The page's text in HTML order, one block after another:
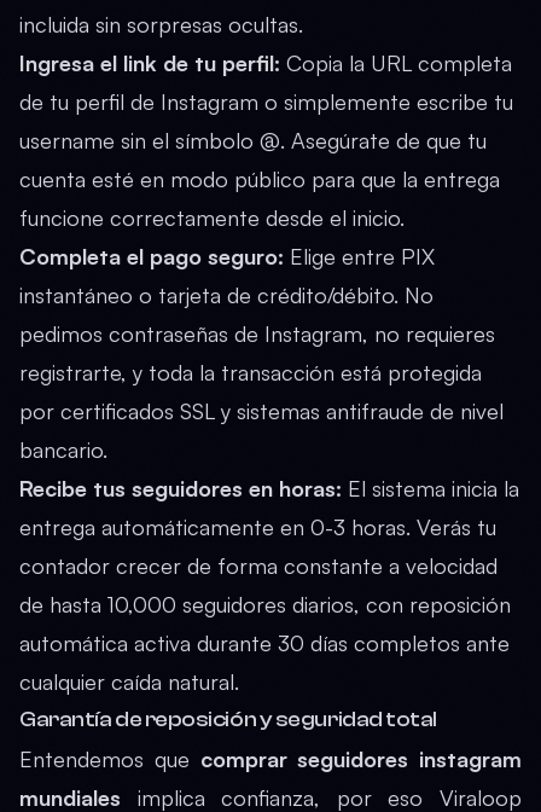
incluida sin sorpresas ocultas.
Ingresa el link de tu perfil: Copia la URL completa
de tu perfil de Instagram o simplemente escribe tu
username sin el símbolo @. Asegúrate de que tu
cuenta esté en modo público para que la entrega
funcione correctamente desde el inicio.
Completa el pago seguro: Elige entre PIX
instantáneo o tarjeta de crédito/débito. No
pedimos contraseñas de Instagram, no requieres
registrarte, y toda la transacción está protegida
por certificados SSL y sistemas antifraude de nivel
bancario.
Recibe tus seguidores en horas: El sistema inicia la
entrega automáticamente en 0-3 horas. Verás tu
contador crecer de forma constante a velocidad
de hasta 10,000 seguidores diarios, con reposición
automática activa durante 30 días completos ante
cualquier caída natural.
Garantía de reposición y seguridad total
Entendemos que comprar seguidores instagram
mundiales implica confianza, por eso Viraloop